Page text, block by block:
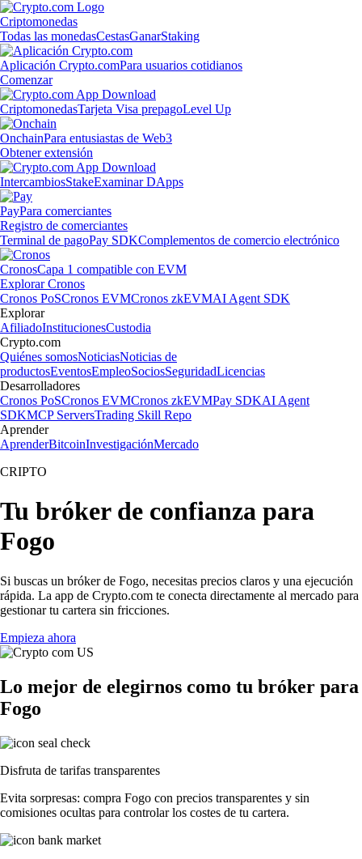
Criptomonedas
Todas las monedasCestasGanarStaking
Aplicación Crypto.comPara usuarios cotidianos
Comenzar
CriptomonedasTarjeta Visa prepagoLevel Up
OnchainPara entusiastas de Web3
Obtener extensión
IntercambiosStakeExaminar DApps
PayPara comerciantes
Registro de comerciantes
Terminal de pagoPay SDKComplementos de comercio electrónico
CronosCapa 1 compatible con EVM
Explorar Cronos
Cronos PoSCronos EVMCronos zkEVMAI Agent SDK
Explorar
AfiliadoInstitucionesCustodia
Crypto.com
Quiénes somosNoticiasNoticias de
productosEventosEmpleoSociosSeguridadLicencias
Desarrolladores
Cronos PoSCronos EVMCronos zkEVMPay SDKAI Agent
SDKMCP ServersTrading Skill Repo
Aprender
AprenderBitcoinInvestigaciónMercado
CRIPTO
Tu bróker de confianza para
Fogo
Si buscas un bróker de Fogo, necesitas precios claros y una ejecución
rápida. La app de Crypto.com te conecta directamente al mercado para
gestionar tu cartera sin fricciones.
Empieza ahora
Lo mejor de elegirnos como tu bróker para
Fogo
Disfruta de tarifas transparentes
Evita sorpresas: compra Fogo con precios transparentes y sin
comisiones ocultas para controlar los costes de tu cartera.